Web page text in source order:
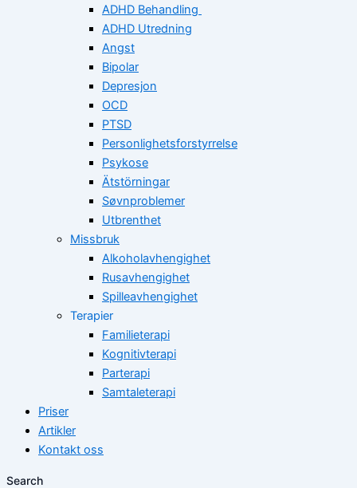
ADHD Behandling
ADHD Utredning
Angst
Bipolar
Depresjon
OCD
PTSD
Personlighetsforstyrrelse
Psykose
Ätstörningar
Søvnproblemer
Utbrenthet
Missbruk
Alkoholavhengighet
Rusavhengighet
Spilleavhengighet
Terapier
Familieterapi
Kognitivterapi
Parterapi
Samtaleterapi
Priser
Artikler
Kontakt oss
Search